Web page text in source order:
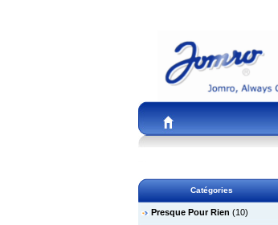
Catégories
Presque Pour Rien (10)